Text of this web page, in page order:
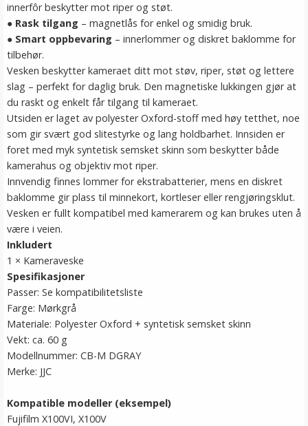
innerfôr beskytter mot riper og støt.
● Rask tilgang – magnetlås for enkel og smidig bruk.
● Smart oppbevaring – innerlommer og diskret baklomme for
tilbehør.
Vesken beskytter kameraet ditt mot støv, riper, støt og lettere
slag – perfekt for daglig bruk. Den magnetiske lukkingen gjør at
du raskt og enkelt får tilgang til kameraet.
Utsiden er laget av polyester Oxford-stoff med høy tetthet, noe
som gir svært god slitestyrke og lang holdbarhet. Innsiden er
foret med myk syntetisk semsket skinn som beskytter både
kamerahus og objektiv mot riper.
Innvendig finnes lommer for ekstrabatterier, mens en diskret
baklomme gir plass til minnekort, kortleser eller rengjøringsklut.
Vesken er fullt kompatibel med kamerarem og kan brukes uten å
være i veien.
Inkludert
1 × Kameraveske
Spesifikasjoner
Passer: Se kompatibilitetsliste
Farge: Mørkgrå
Materiale: Polyester Oxford + syntetisk semsket skinn
Vekt: ca. 60 g
Modellnummer: CB-M DGRAY
Merke: JJC
Kompatible modeller (eksempel)
Fujifilm X100VI, X100V